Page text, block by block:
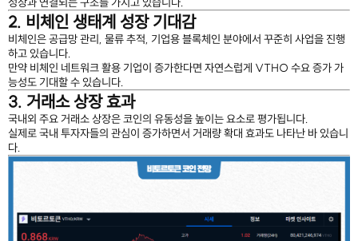
2. 비체인 생태계 성장 기대감
비체인은 공급망 관리, 물류 추적, 기업용 블록체인 분야에서 꾸준히 사업을 진행
하고 있습니다.
만약 비체인 네트워크 활용 기업이 증가한다면 자연스럽게 VTHO 수요 증가 가
능성도 기대할 수 있습니다.
3. 거래소 상장 효과
국내외 주요 거래소 상장은 코인의 유동성을 높이는 요소로 평가됩니다.
실제로 국내 투자자들의 관심이 증가하면서 거래량 확대 효과도 나타난 바 있습니
다.